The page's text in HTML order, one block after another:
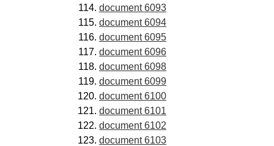
document 6093
document 6094
document 6095
document 6096
document 6098
document 6099
document 6100
document 6101
document 6102
document 6103